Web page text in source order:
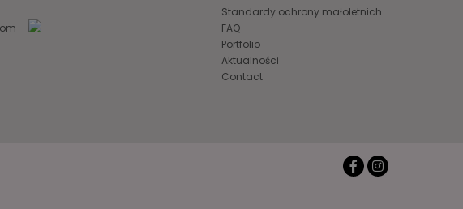
Standardy ochrony małoletnich
FAQ
Portfolio
Aktualności
Contact